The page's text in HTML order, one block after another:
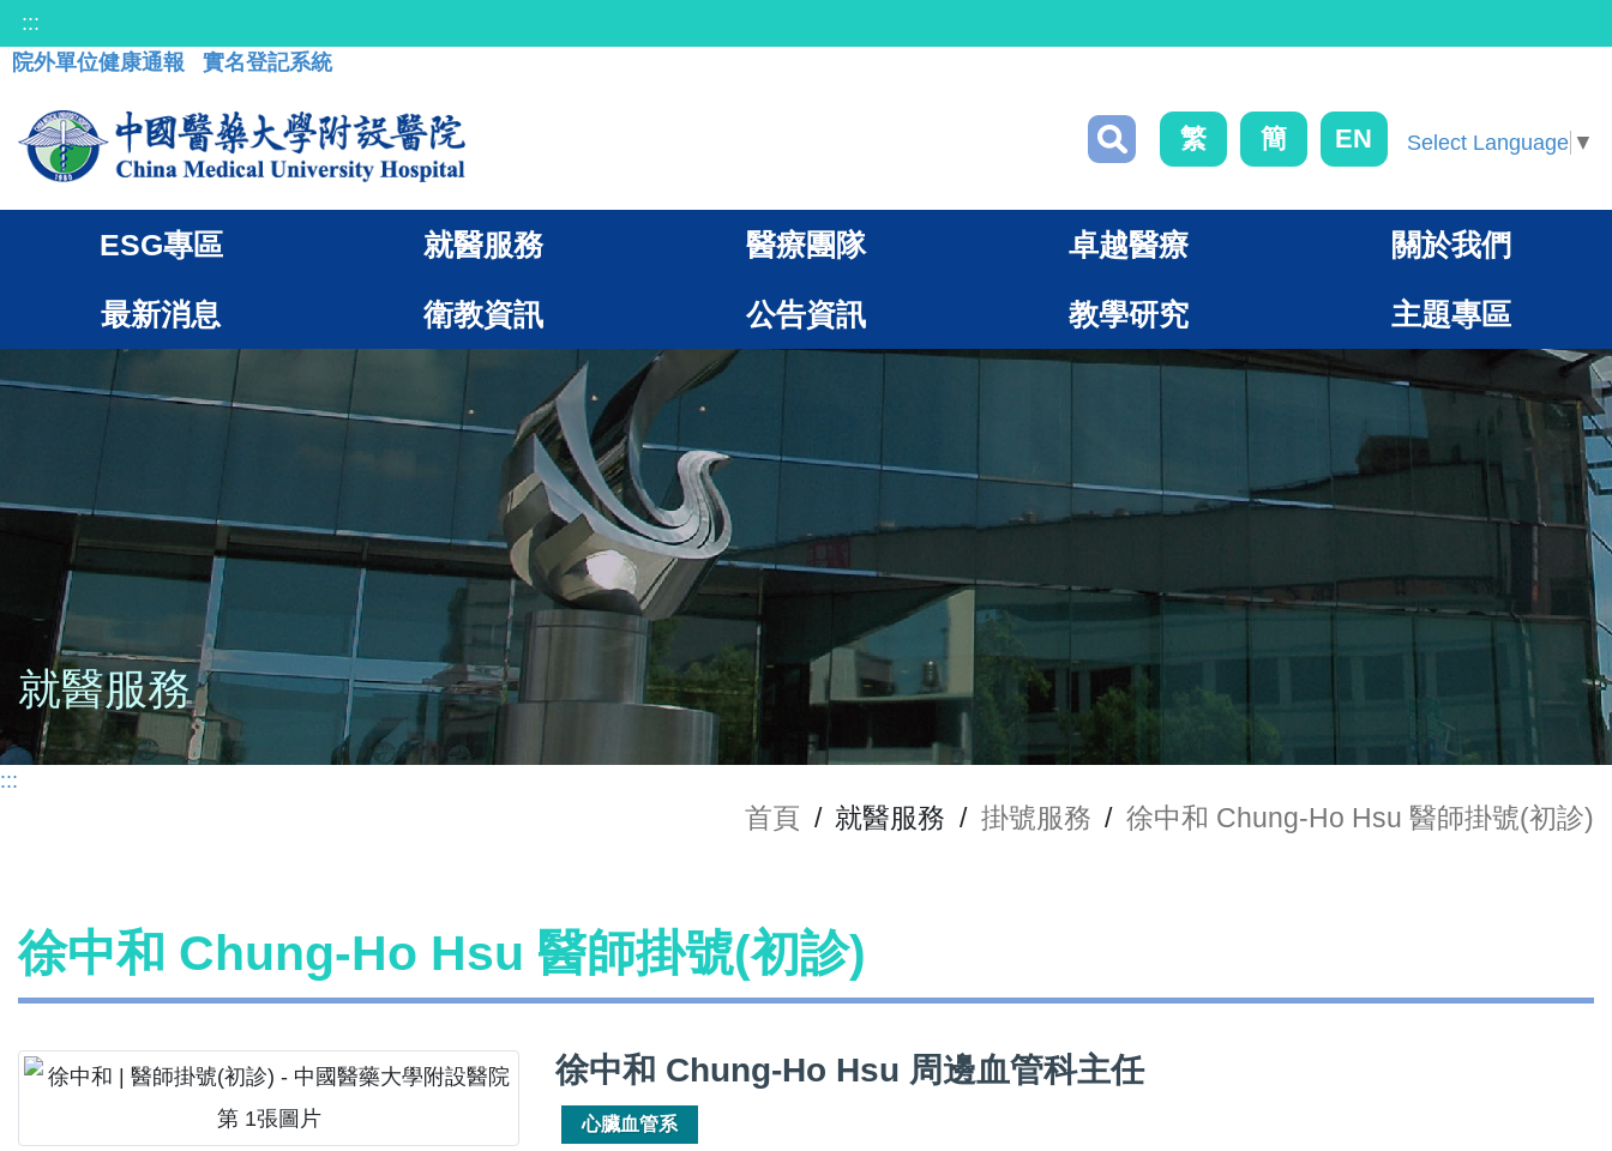
:::
院外單位健康通報
實名登記系統
繁 簡 EN Select Language ▼
ESG專區 就醫服務 醫療團隊 卓越醫療 關於我們
最新消息 衛教資訊 公告資訊 教學研究 主題專區
就醫服務
:::
首頁 / 就醫服務 / 掛號服務 / 徐中和 Chung-Ho Hsu 醫師掛號(初診)
徐中和 Chung-Ho Hsu 醫師掛號(初診)
徐中和 Chung-Ho Hsu 周邊血管科主任
心臟血管系